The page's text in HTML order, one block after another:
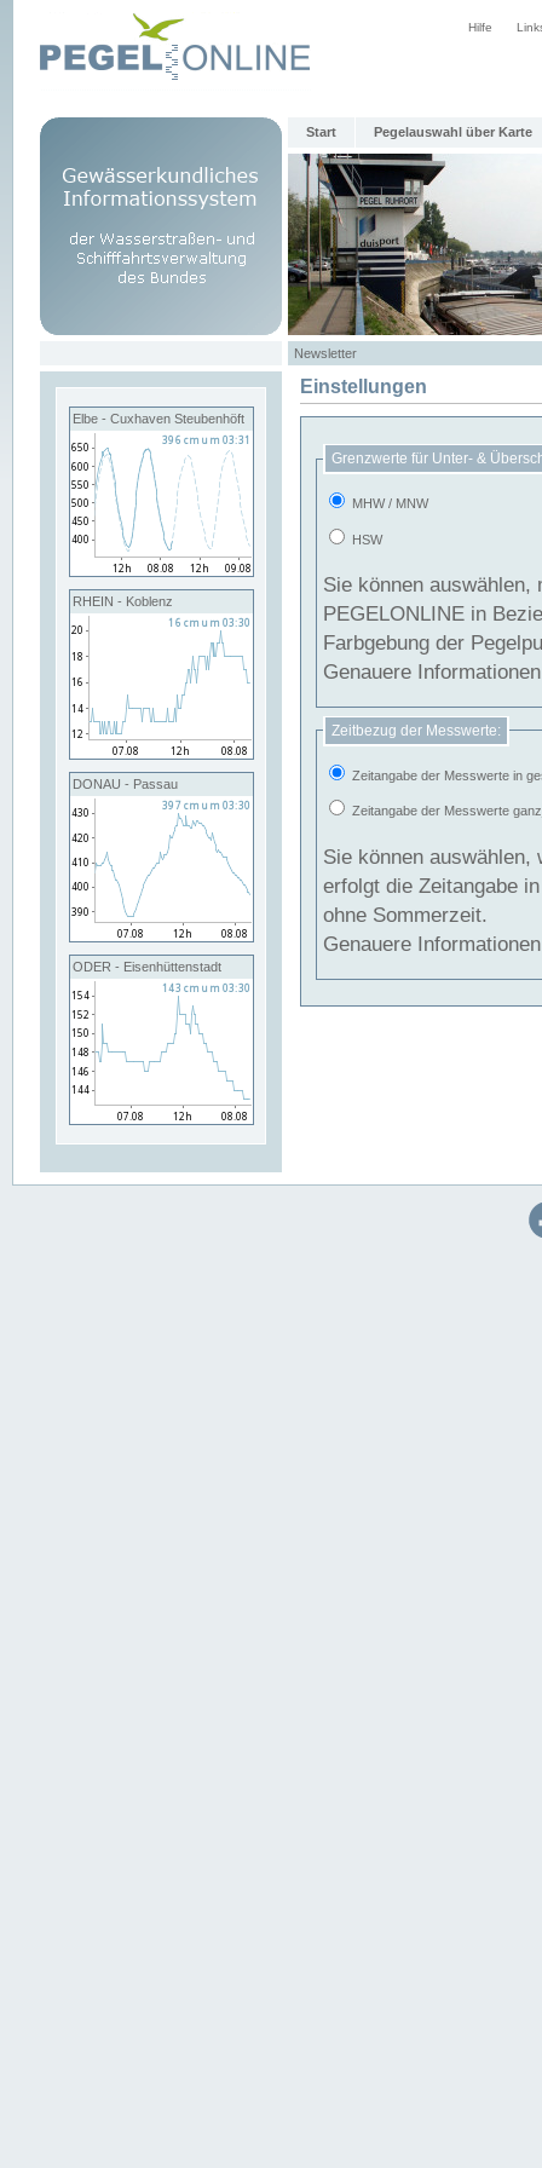
Hilfe
Start Pegelauswahl über Karte
Newsletter
Elbe - Cuxhaven Steubenhöft
RHEIN - Koblenz
DONAU - Passau
ODER - Eisenhüttenstadt
Einstellungen
Grenzwerte für Unter- &
MHW / MNW
HSW
Sie können
PEGELONLINE in Beziehung
Farbgebung der
Genauere
Zeitbezug der Messwerte:
Zeitangabe der Messwerte in
Zeitangabe der Messwerte
Sie können auswählen,
erfolgt die Zeitangabe
ohne Sommerzeit.
Genauere